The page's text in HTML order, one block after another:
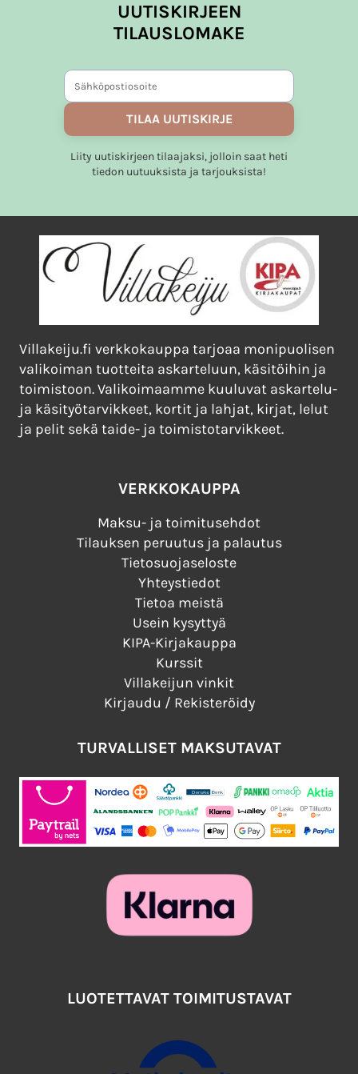
UUTISKIRJEEN
TILAUSLOMAKE
TILAA UUTISKIRJE
Liity uutiskirjeen tilaajaksi, jolloin saat heti
tiedon uutuuksista ja tarjouksista!
Villakeiju.fi verkkokauppa tarjoaa monipuolisen
valikoiman tuotteita askarteluun, käsitöihin ja
toimistoon. Valikoimaamme kuuluvat askartelu-
ja käsityötarvikkeet, kortit ja lahjat, kirjat, lelut
ja pelit sekä taide- ja toimistotarvikkeet.
VERKKOKAUPPA
Maksu- ja toimitusehdot
Tilauksen peruutus ja palautus
Tietosuojaseloste
Yhteystiedot
Tietoa meistä
Usein kysyttyä
KIPA-Kirjakauppa
Kurssit
Villakeijun vinkit
Kirjaudu / Rekisteröidy
TURVALLISET MAKSUTAVAT
LUOTETTAVAT TOIMITUSTAVAT